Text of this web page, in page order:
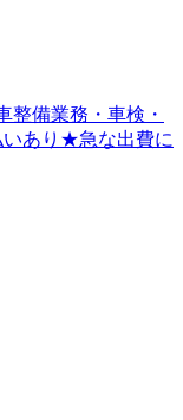
整備業務・車検・
いあり★急な出費に